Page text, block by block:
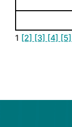
1 [2] [3] [4] [5]